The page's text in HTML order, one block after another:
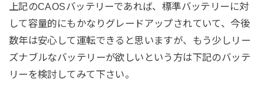
上記のCAOSバッテリーであれば、標準バッテリーに対
して容量的にもかなりグレードアップされていて、今後
数年は安心して運転できると思いますが、もう少しリー
ズナブルなバッテリーが欲しいという方は下記のバッテ
リーを検討してみて下さい。